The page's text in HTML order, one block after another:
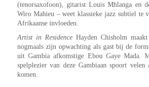
(tenorsaxofoon), gitarist Louis Mhlanga en
Wiro Mahieu – weet klassieke jazz subtiel te
Afrikaanse invloeden.
Artist in Residence Hayden Chisholm
nogmaals zijn opwachting als gast bij de
uit Gambia afkomstige Ebou Gaye Mada.
spelplezier van deze Gambiaan spoort
komen.